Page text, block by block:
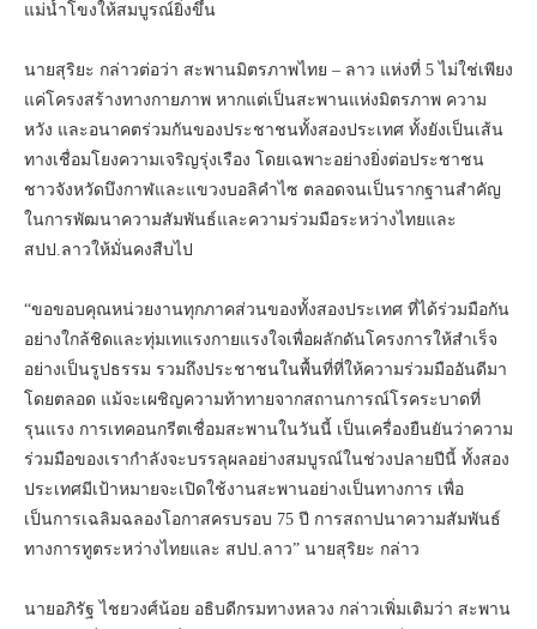
แม่น้ำโขงให้สมบูรณ์ยิ่งขึ้น
นายสุริยะ กล่าวต่อว่า สะพานมิตรภาพไทย – ลาว แห่งที่ 5 ไม่ใช่เพียง
แค่โครงสร้างทางกายภาพ หากแต่เป็นสะพานแห่งมิตรภาพ ความ
หวัง และอนาคตร่วมกันของประชาชนทั้งสองประเทศ ทั้งยังเป็นเส้น
ทางเชื่อมโยงความเจริญรุ่งเรือง โดยเฉพาะอย่างยิ่งต่อประชาชน
ชาวจังหวัดบึงกาฬและแขวงบอลิคำไซ ตลอดจนเป็นรากฐานสำคัญ
ในการพัฒนาความสัมพันธ์และความร่วมมือระหว่างไทยและ
สปป.ลาวให้มั่นคงสืบไป
“ขอขอบคุณหน่วยงานทุกภาคส่วนของทั้งสองประเทศ ที่ได้ร่วมมือกัน
อย่างใกล้ชิดและทุ่มเทแรงกายแรงใจเพื่อผลักดันโครงการให้สำเร็จ
อย่างเป็นรูปธรรม รวมถึงประชาชนในพื้นที่ที่ให้ความร่วมมืออันดีมา
โดยตลอด แม้จะเผชิญความท้าทายจากสถานการณ์โรคระบาดที่
รุนแรง การเทคอนกรีตเชื่อมสะพานในวันนี้ เป็นเครื่องยืนยันว่าความ
ร่วมมือของเรากำลังจะบรรลุผลอย่างสมบูรณ์ในช่วงปลายปีนี้ ทั้งสอง
ประเทศมีเป้าหมายจะเปิดใช้งานสะพานอย่างเป็นทางการ เพื่อ
เป็นการเฉลิมฉลองโอกาสครบรอบ 75 ปี การสถาปนาความสัมพันธ์
ทางการทูตระหว่างไทยและ สปป.ลาว” นายสุริยะ กล่าว
นายอภิรัฐ ไชยวงศ์น้อย อธิบดีกรมทางหลวง กล่าวเพิ่มเติมว่า สะพาน